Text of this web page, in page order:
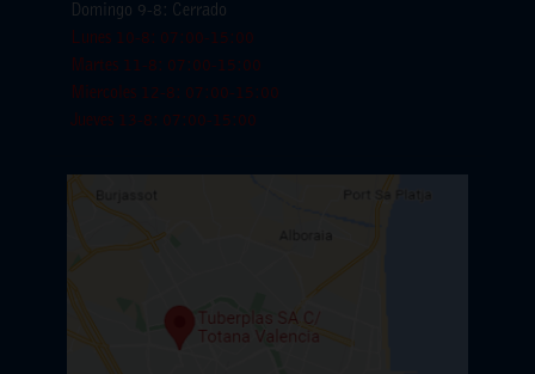
Domingo 9-8: Cerrado
Lunes 10-8: 07:00-15:00
Martes 11-8: 07:00-15:00
Miercoles 12-8: 07:00-15:00
Jueves 13-8: 07:00-15:00